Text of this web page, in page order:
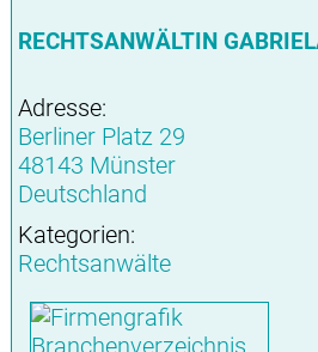
RECHTSANWÄLTIN
Adresse:
Berliner Platz 29
48143 Münster
Deutschland
Kategorien:
Rechtsanwälte